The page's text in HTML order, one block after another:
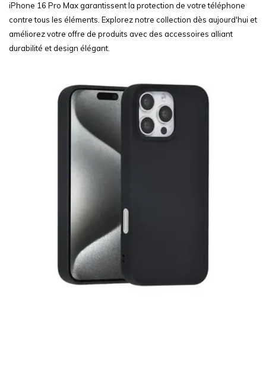
iPhone 16 Pro Max garantissent la protection de votre téléphone
contre tous les éléments. Explorez notre collection dès aujourd'hui et
améliorez votre offre de produits avec des accessoires alliant
durabilité et design élégant.